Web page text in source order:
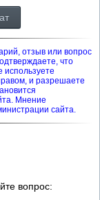
отзыв или вопрос
что
используете
и разрешаете
Мнение
сайта.
вопрос: